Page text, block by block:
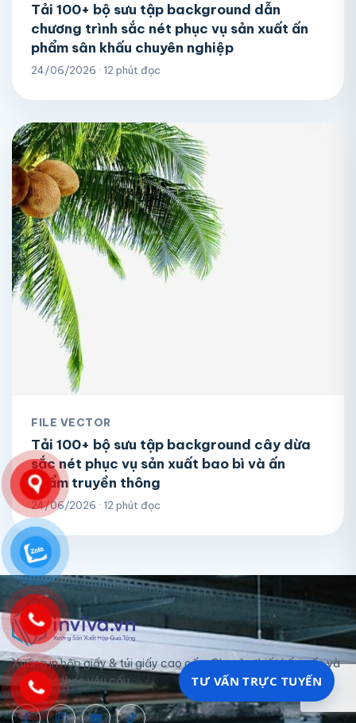
Tải 100+ bộ sưu tập background dẫn
chương trình sắc nét phục vụ sản xuất ấn
phẩm sân khấu chuyên nghiệp
24/06/2026 · 12 phút đọc
FILE VECTOR
Tải 100+ bộ sưu tập background cây dừa
sắc nét phục vụ sản xuất bao bì và ấn
phẩm truyền thông
24/06/2026 · 12 phút đọc
Xưởng in hộp giấy & túi giấy cao cấp. Chuyên thiết kế, in ấn và
sản xuất theo yêu cầu.
TƯ VẤN TRỰC TUYẾN